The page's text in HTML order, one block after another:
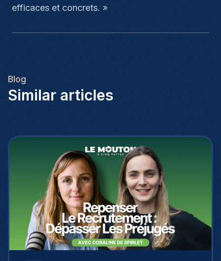
efficaces et concrets. »
Blog
Similar articles